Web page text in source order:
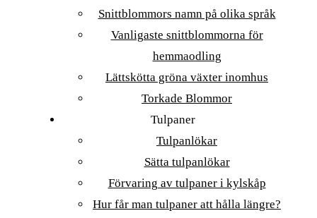
Snittblommors namn på olika språk
Vanligaste snittblommorna för
hemmaodling
Lättskötta gröna växter inomhus
Torkade Blommor
Tulpaner
Tulpanlökar
Sätta tulpanlökar
Förvaring av tulpaner i kylskåp
Hur får man tulpaner att hålla längre?